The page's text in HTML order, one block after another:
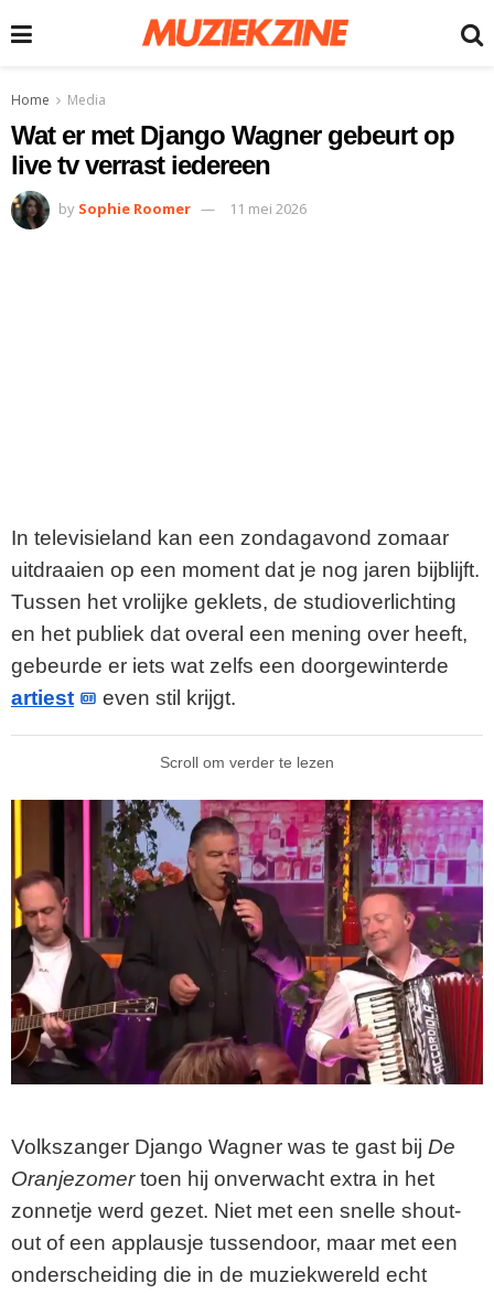
Home Media
Wat er met Django Wagner gebeurt op
live tv verrast iedereen
by Sophie Roomer 11 mei 2026
In televisieland kan een zondagavond zomaar
uitdraaien op een moment dat je nog jaren bijblijft.
Tussen het vrolijke geklets, de studioverlichting
en het publiek dat overal een mening over heeft,
gebeurde er iets wat zelfs een doorgewinterde
artiest
even stil krijgt.
Scroll om verder te lezen
Volkszanger Django Wagner was te gast bij De
Oranjezomertoen hij onverwacht extra in het
zonnetje werd gezet. Niet met een snelle shout-
out of een applausje tussendoor, maar met een
onderscheiding die in de muziekwereld echt